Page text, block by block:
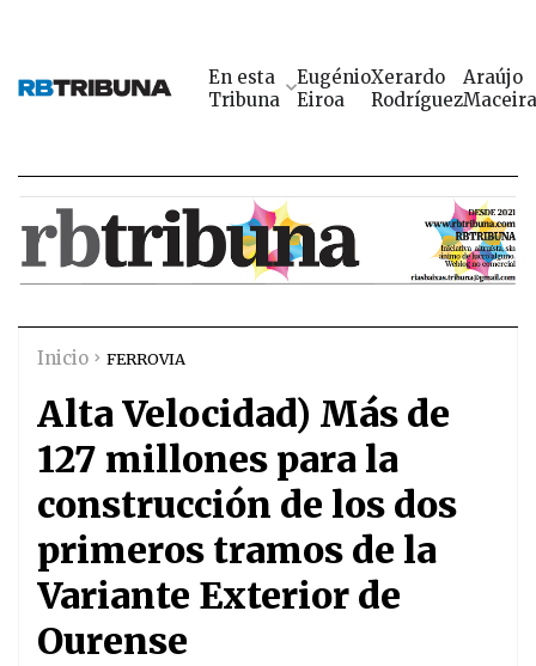
En esta
Tribuna
Eugénio
Eiroa
Xerardo
Rodríguez
Araújo
Maceira
Inicio FERROVIA
Alta Velocidad) Más de
127 millones para la
construcción de los dos
primeros tramos de la
Variante Exterior de
Ourense